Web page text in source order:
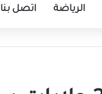
الرياضة اتصل بنا